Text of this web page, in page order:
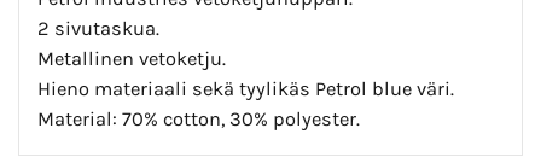
2 sivutaskua.
Metallinen vetoketju.
Hieno materiaali sekä tyylikäs Petrol blue väri.
Material: 70% cotton, 30% polyester.